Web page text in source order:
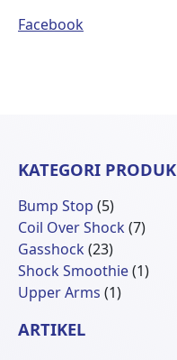
Facebook
KATEGORI PRODUK
Bump Stop 55
Produk
Coil Over Shock 77
Gasshock 2323
Produk
Shock Smoothie 11
Upper Arms 11
ARTIKEL